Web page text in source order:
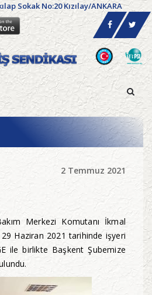
Sokak No:20 Kızılay/ANKARA
2 Temmuz 2021
Merkezi Komutanı İkmal
Haziran 2021 tarihinde işyeri
ile birlikte Başkent Şubemize